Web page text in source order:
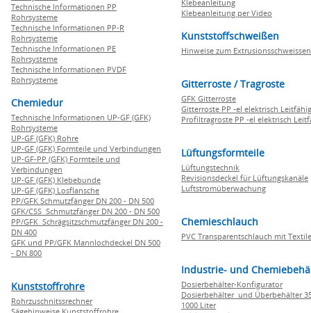
Technische Informationen PP
Rohrsysteme
Technische Informationen PP-R
Rohrsysteme
Technische Informationen PE
Rohrsysteme
Technische Informationen PVDF
Rohrsysteme
Chemiedur
Technische Informationen UP-GF (GFK)
Rohrsysteme
UP-GF (GFK) Rohre
UP-GF (GFK) Formteile und Verbindungen
UP-GF-PP (GFK) Formteile und
Verbindungen
UP-GF (GFK) Klebebunde
UP-GF (GFK) Losflansche
PP/GFK Schmutzfänger DN 200 - DN 500
GFK/CSS Schmutzfänger DN 200 - DN 500
PP/GFK Schrägsitzschmutzfänger DN 200 -
DN 400
GFK und PP/GFK Mannlochdeckel DN 500
- DN 800
Kunststoffrohre
Rohrzuschnitssrechner
Klebeanleitung
Klebeanleitung per Video
Kunststoffschweißen
Hinweise zum Extrusionsschweissen
Gitterroste / Tragroste
GFK Gitterroste
Gitterroste PP -el elektrisch Leitfähig
Profiltragroste PP -el elektrisch
Lüftungsformteile
Lüftungstechnik
Revisionsdeckel für Lüftungskanäle
Luftstromüberwachung
Chemieschlauch
PVC Transparentschlauch mit
Industrie- und
Dosierbehälter-Konfigurator
Dosierbehälter und Überbehälter
1000 Liter